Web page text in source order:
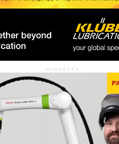
HIRDETÉS